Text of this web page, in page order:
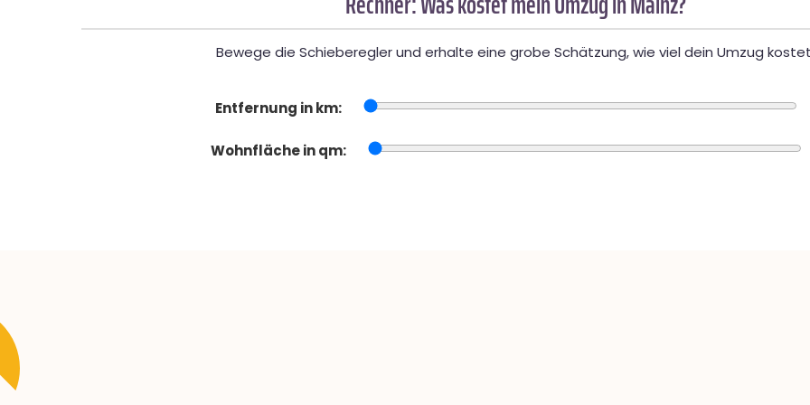
Bewege die Schieberegler und erhalte eine grobe Schätzung, wie viel dein Umzug
Entfernung in km:
Wohnfläche in qm: